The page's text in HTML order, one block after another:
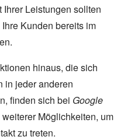
Leistungen sollten
Kunden bereits im
hinaus, die sich
in jeder anderen
finden sich bei Google
Möglichkeiten, um
zu treten.